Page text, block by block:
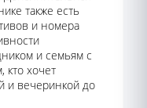
также есть
и номера
и семьям с
кто хочет
и вечеринкой до